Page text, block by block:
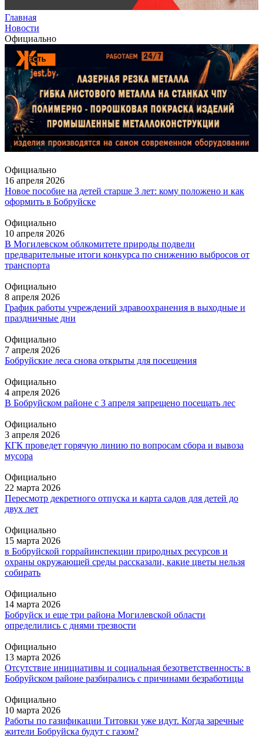
Главная
Новости
Официально
Официально
16 апреля 2026
Новое пособие на детей старше 3 лет: кому положено и как
оформить в Бобруйске
Официально
10 апреля 2026
В Могилевском облкомитете природы подвели
предварительные итоги конкурса по снижению выбросов от
транспорта
Официально
8 апреля 2026
График работы учреждений здравоохранения в выходные и
праздничные дни
Официально
7 апреля 2026
Бобруйские леса снова открыты для посещения
Официально
4 апреля 2026
В Бобруйском районе с 3 апреля запрещено посещать лес
Официально
3 апреля 2026
КГК проведет горячую линию по вопросам сбора и вывоза
мусора
Официально
22 марта 2026
Пересмотр декретного отпуска и карта садов для детей до
двух лет
Официально
15 марта 2026
в Бобруйской горрайинспекции природных ресурсов и
охраны окружающей среды рассказали, какие цветы нельзя
собирать
Официально
14 марта 2026
Бобруйск и еще три района Могилевской области
определились с днями трезвости
Официально
13 марта 2026
Отсутствие инициативы и социальная безответственность: в
Бобруйском районе разбирались с причинами безработицы
Официально
10 марта 2026
Работы по газификации Титовки уже идут. Когда заречные
жители Бобруйска будут с газом?